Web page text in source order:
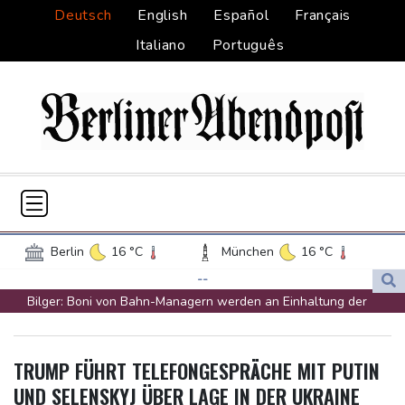
Deutsch English Español
Français
Italiano
Português
Berlin 16 °C München
16 °C
Frankfurt am Main
19 °C
Köln
18 °C Kiel
15 °C
--
Bilger: Boni von Bahn-Managern werden an Einhaltung der
Torlos gegen Kaiserslautern: Stotterstart von Wolfsburg
TRUMP FÜHRT TELEFONGESPRÄCHE MIT PUTIN
UND SELENSKYJ ÜBER LAGE IN DER UKRAINE